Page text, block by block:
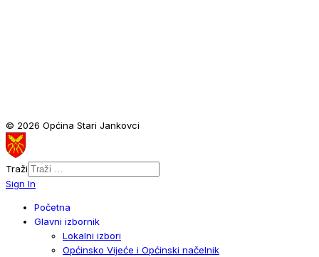
© 2026 Općina Stari Jankovci
Traži
Sign In
Početna
Glavni izbornik
Lokalni izbori
Općinsko Vijeće i Općinski načelnik